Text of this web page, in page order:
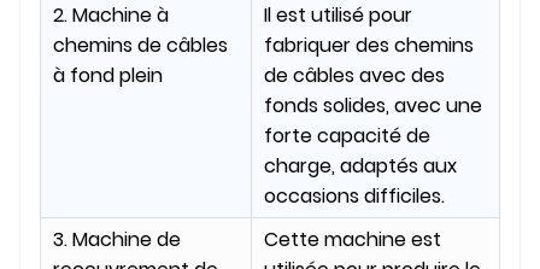
2. Machine à
chemins de câbles
à fond plein
Il est utilisé pour
fabriquer des chemins
de câbles avec des
fonds solides, avec une
forte capacité de
charge, adaptés aux
occasions difficiles.
3. Machine de
Cette machine est